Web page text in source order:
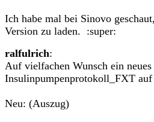
Ich habe mal bei Sinovo
Version zu laden. :super:
ralfulrich:
Auf vielfachen Wunsch ein
Insulinpumpenprotokoll_FXT auf
Neu: (Auszug)